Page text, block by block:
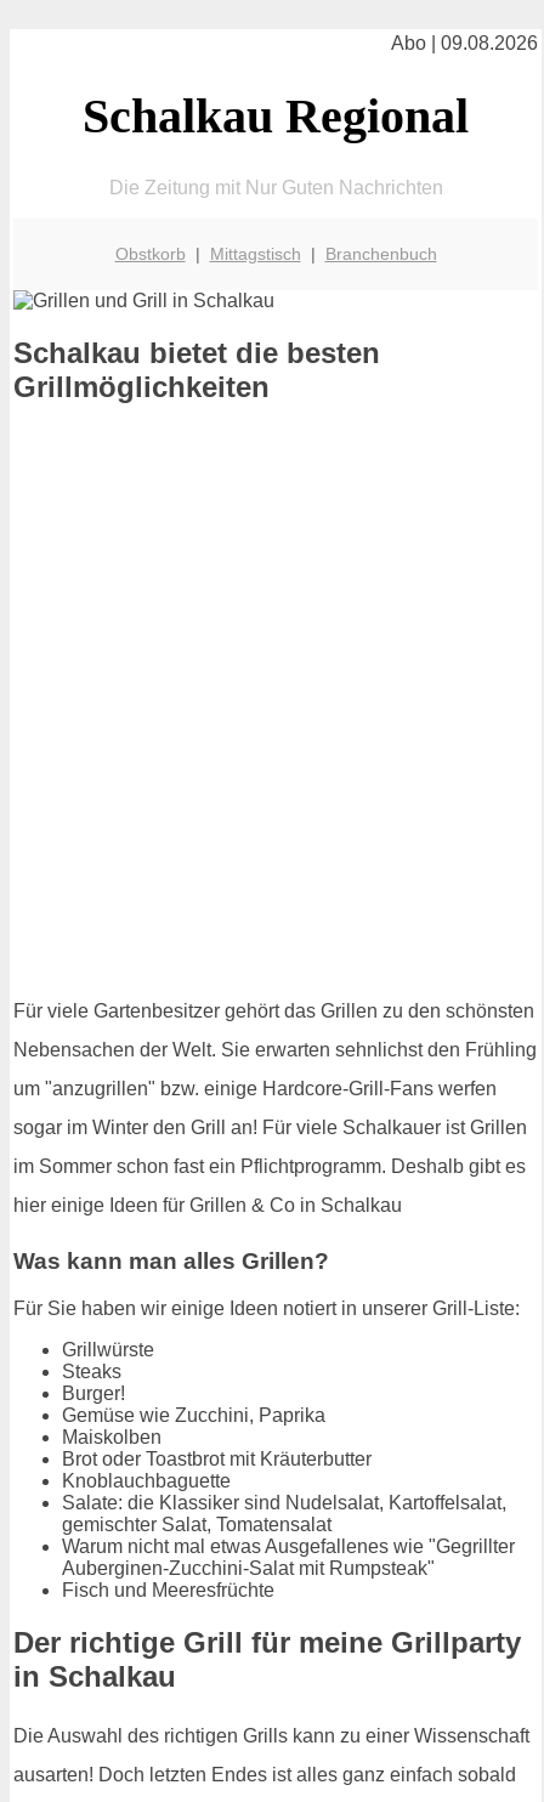
Abo | 09.08.2026
Schalkau Regional
Die Zeitung mit Nur Guten Nachrichten
Obstkorb | Mittagstisch | Branchenbuch
Schalkau bietet die besten
Grillmöglichkeiten
Für viele Gartenbesitzer gehört das Grillen zu den schönsten
Nebensachen der Welt. Sie erwarten sehnlichst den Frühling
um "anzugrillen" bzw. einige Hardcore-Grill-Fans werfen
sogar im Winter den Grill an! Für viele Schalkauer ist Grillen
im Sommer schon fast ein Pflichtprogramm. Deshalb gibt es
hier einige Ideen für Grillen & Co in Schalkau
Was kann man alles Grillen?
Für Sie haben wir einige Ideen notiert in unserer Grill-Liste:
Grillwürste
Steaks
Burger!
Gemüse wie Zucchini, Paprika
Maiskolben
Brot oder Toastbrot mit Kräuterbutter
Knoblauchbaguette
Salate: die Klassiker sind Nudelsalat, Kartoffelsalat,
gemischter Salat, Tomatensalat
Warum nicht mal etwas Ausgefallenes wie "Gegrillter
Auberginen-Zucchini-Salat mit Rumpsteak"
Fisch und Meeresfrüchte
Der richtige Grill für meine Grillparty
in Schalkau
Die Auswahl des richtigen Grills kann zu einer Wissenschaft
ausarten! Doch letzten Endes ist alles ganz einfach sobald